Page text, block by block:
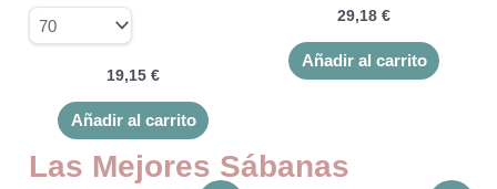
19,15 €
Añadir al carrito
producto
29,18 €
Añadir al carrito
Las Mejores Sábanas